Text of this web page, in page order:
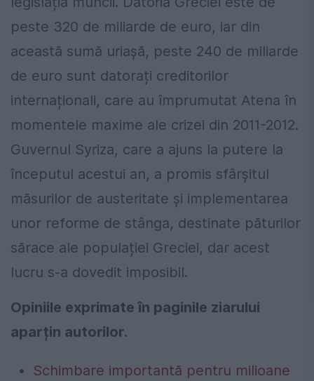
peste 320 de miliarde de euro, iar din
această sumă uriașă, peste 240 de miliarde
de euro sunt datorați creditorilor
internaționali, care au împrumutat Atena în
momentele maxime ale crizei din 2011-2012.
Guvernul Syriza, care a ajuns la putere la
începutul acestui an, a promis sfârșitul
măsurilor de austeritate și implementarea
unor reforme de stânga, destinate păturilor
sărace ale populației Greciei, dar acest
lucru s-a dovedit imposibil.
Opiniile exprimate în paginile ziarului
aparțin autorilor.
Schimbare importantă pentru milioane